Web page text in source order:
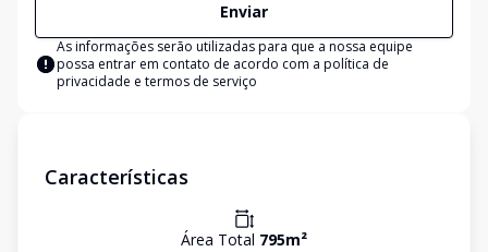
Enviar
As informações serão utilizadas para que a nossa equipe
possa entrar em contato de acordo com a política de
privacidade e termos de serviço
Características
Área Total 795m²